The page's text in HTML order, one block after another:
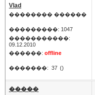
Vlad
�������� ������
���������: 1047
�����������:
09.12.2010
������: offline
�������: 37 ()
�����